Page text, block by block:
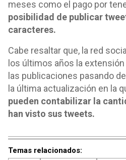
meses como el pago por
posibilidad de publicar
caracteres.
Cabe resaltar que, la red
los últimos años la
las publicaciones pasando
la última actualización en la
pueden contabilizar la
han visto sus tweets.
Temas relacionados: